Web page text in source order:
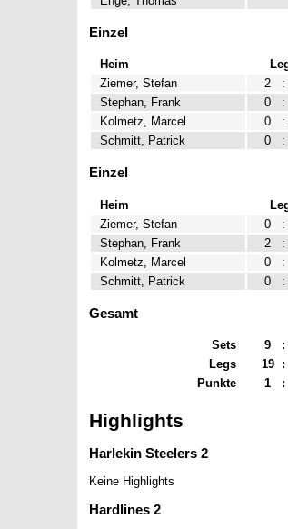
Einzel
Heim
Ziemer, Stefan
2 :
Stephan, Frank
0 :
Kolmetz, Marcel
0 :
Schmitt, Patrick
0 :
Einzel
Heim
Ziemer, Stefan
0 :
Stephan, Frank
2 :
Kolmetz, Marcel
0 :
Schmitt, Patrick
0 :
Gesamt
Sets 9 :
Legs
19 :
Punkte
1 :
Highlights
Harlekin Steelers 2
Keine Highlights
Hardlines 2